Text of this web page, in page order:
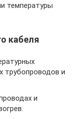
температуры
кабеля
трубопроводов и
и